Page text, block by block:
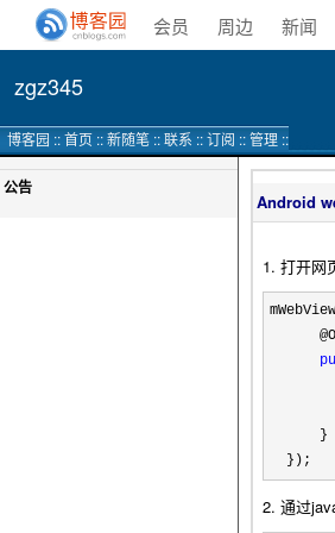
会员 周边 新闻
zgz345
博客园 ::首页 ::新随笔 ::联系 ::订阅 ::管理 ::
公告
Android
1. 打开网
      }
  });
2. 通过